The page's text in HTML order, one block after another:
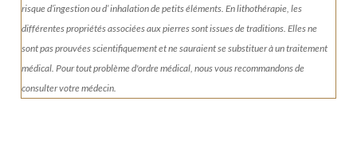
risque d’ingestion ou d’ inhalation de petits éléments.En lithothérapie, les
différentes propriétés associées aux pierres sont issues de traditions. Elles ne
sont pas prouvées scientifiquement et ne sauraient se substituer à un traitement
médical. Pour tout problème d'ordre médical, nous vous recommandons de
consulter votre médecin.